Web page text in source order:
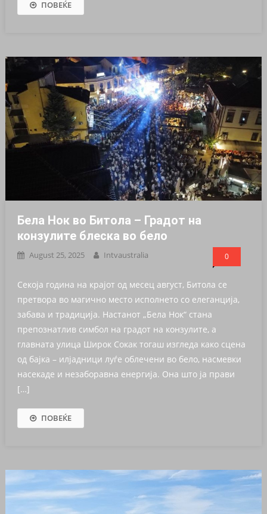
ПОВЕЌЕ
Бела Нок во Битола – Градот на
конзулите блеска во бело
August 25, 2025 Intvaustralia 0
Секоја година на крајот од месец август, Битола се
претвора во магично место исполнето со елеганција,
забава и традиција. Настанот „Бела Нок“ стана
препознатлив симбол на градот на конзулите, а
главната улица Широк Сокак тогаш изгледа како сцена
од бајка – илјадници луѓе облечени во бело, насмевки
насекаде и незаборавна енергија. Она што ја прави
[…]
ПОВЕЌЕ